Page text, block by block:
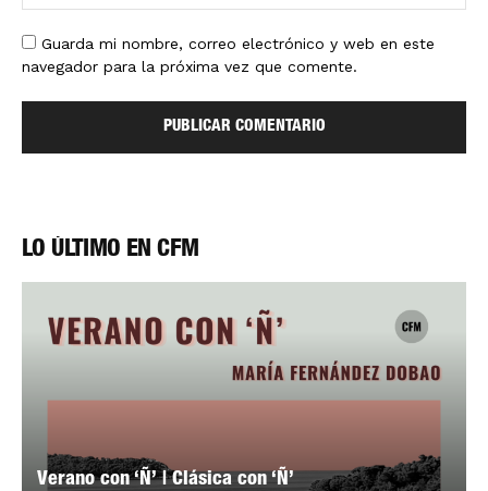
Guarda mi nombre, correo electrónico y web en este
navegador para la próxima vez que comente.
LO ÚLTIMO EN CFM
Verano con ‘Ñ’ | Clásica con ‘Ñ’